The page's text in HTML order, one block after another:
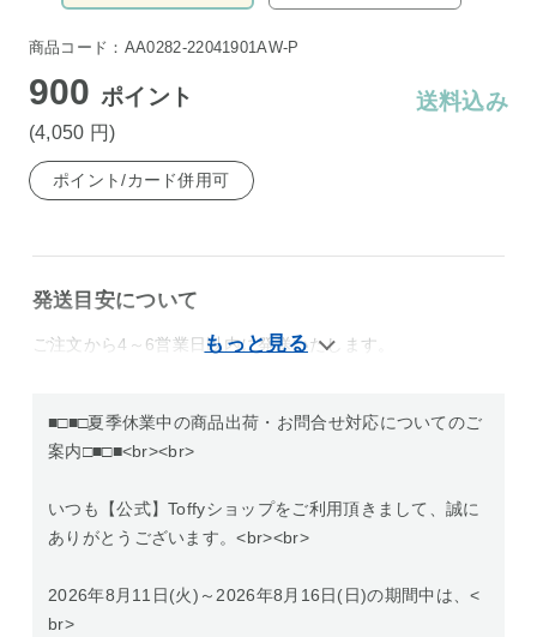
商品コード：AA0282-22041901AW-P
900ポイント
(4,050 円)
送料込み
ポイント/カード併用可
発送目安について
ご注文から4～6営業日以内に発送いたします。
■□■□夏季休業中の商品出荷・お問合せ対応についてのご
案内□■□■<br><br>
いつも【公式】Toffyショップをご利用頂きまして、誠に
ありがとうございます。<br><br>
2026年8月11日(火)～2026年8月16日(日)の期間中は、<
br>